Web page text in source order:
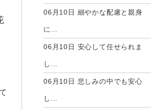
06月10日 細やかな配慮と親身
に...
06月10日 安心して任せられま
し...
06月10日 悲しみの中でも安心
し...